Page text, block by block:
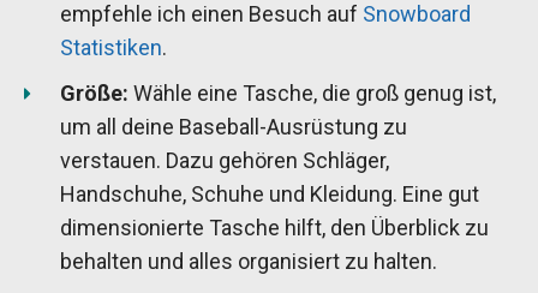
empfehle ich einen Besuch auf Snowboard
Statistiken.
Größe: Wähle eine Tasche, die groß genug ist,
um all deine Baseball-Ausrüstung zu
verstauen. Dazu gehören Schläger,
Handschuhe, Schuhe und Kleidung. Eine gut
dimensionierte Tasche hilft, den Überblick zu
behalten und alles organisiert zu halten.